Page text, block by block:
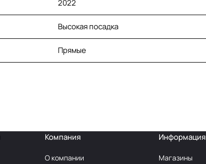
2022
Высокая посадка
Прямые
Компания
О компании
Информация
Магазины